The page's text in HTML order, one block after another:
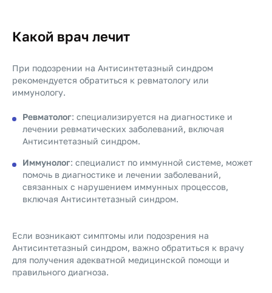
Какой врач лечит
При подозрении на Антисинтетазный синдром
рекомендуется обратиться к ревматологу или
иммунологу.
Ревматолог: специализируется на диагностике и
лечении ревматических заболеваний, включая
Антисинтетазный синдром.
Иммунолог: специалист по иммунной системе, может
помочь в диагностике и лечении заболеваний,
связанных с нарушением иммунных процессов,
включая Антисинтетазный синдром.
Если возникают симптомы или подозрения на
Антисинтетазный синдром, важно обратиться к врачу
для получения адекватной медицинской помощи и
правильного диагноза.